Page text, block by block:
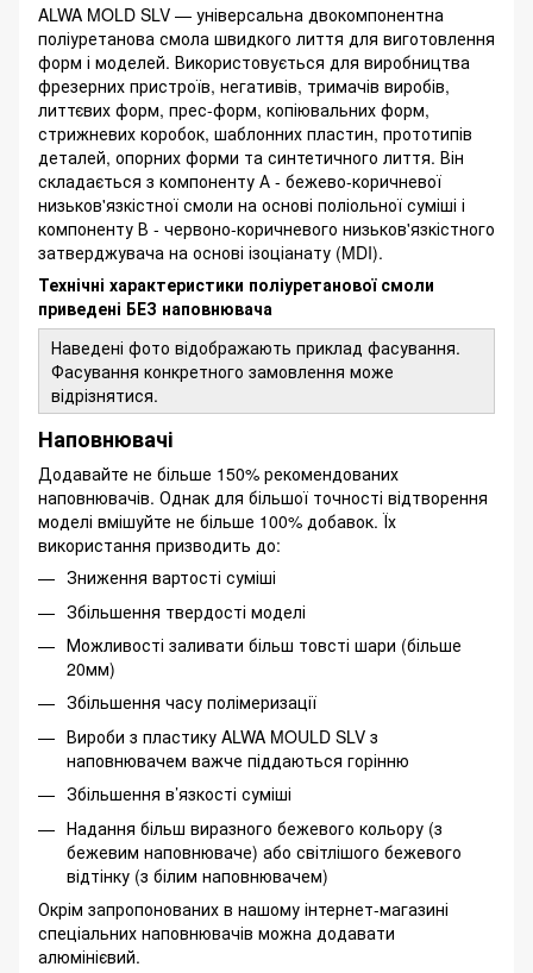
ALWA MOLD SLV — універсальна двокомпонентна
поліуретанова смола швидкого лиття для виготовлення
форм і моделей. Використовується для виробництва
фрезерних пристроїв, негативів, тримачів виробів,
литтєвих форм, прес-форм, копіювальних форм,
стрижневих коробок, шаблонних пластин, прототипів
деталей, опорних форми та синтетичного лиття. Він
складається з компоненту А - бежево-коричневої
низьков'язкістної смоли на основі поліольної суміші і
компоненту В - червоно-коричневого низьков'язкістного
затверджувача на основі ізоціанату (MDI).
Технічні характеристики поліуретанової смоли
приведені БЕЗ наповнювача
Наведені фото відображають приклад фасування.
Фасування конкретного замовлення може
відрізнятися.
Наповнювачі
Додавайте не більше 150% рекомендованих
наповнювачів. Однак для більшої точності відтворення
моделі вмішуйте не більше 100% добавок. Їх
використання призводить до:
Зниження вартості суміші
Збільшення твердості моделі
Можливості заливати більш товсті шари (більше
20мм)
Збільшення часу полімеризації
Вироби з пластику ALWA MOULD SLV з
наповнювачем важче піддаються горінню
Збільшення в’язкості суміші
Надання більш виразного бежевого кольору (з
бежевим наповнюваче) або світлішого бежевого
відтінку (з білим наповнювачем)
Окрім запропонованих в нашому інтернет-магазині
спеціальних наповнювачів можна додавати
алюмінієвий.